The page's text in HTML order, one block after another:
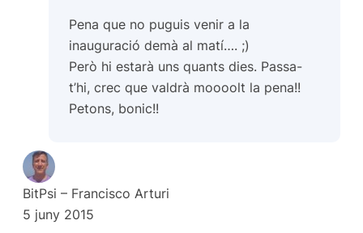
Pena que no puguis venir a la
inauguració demà al matí…. ;)
Però hi estarà uns quants dies. Passa-
t’hi, crec que valdrà moooolt la pena!!
Petons, bonic!!
BitPsi – Francisco Arturi
5 juny 2015